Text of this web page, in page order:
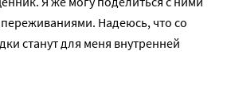
Надеюсь, что со
станут для меня внутренней